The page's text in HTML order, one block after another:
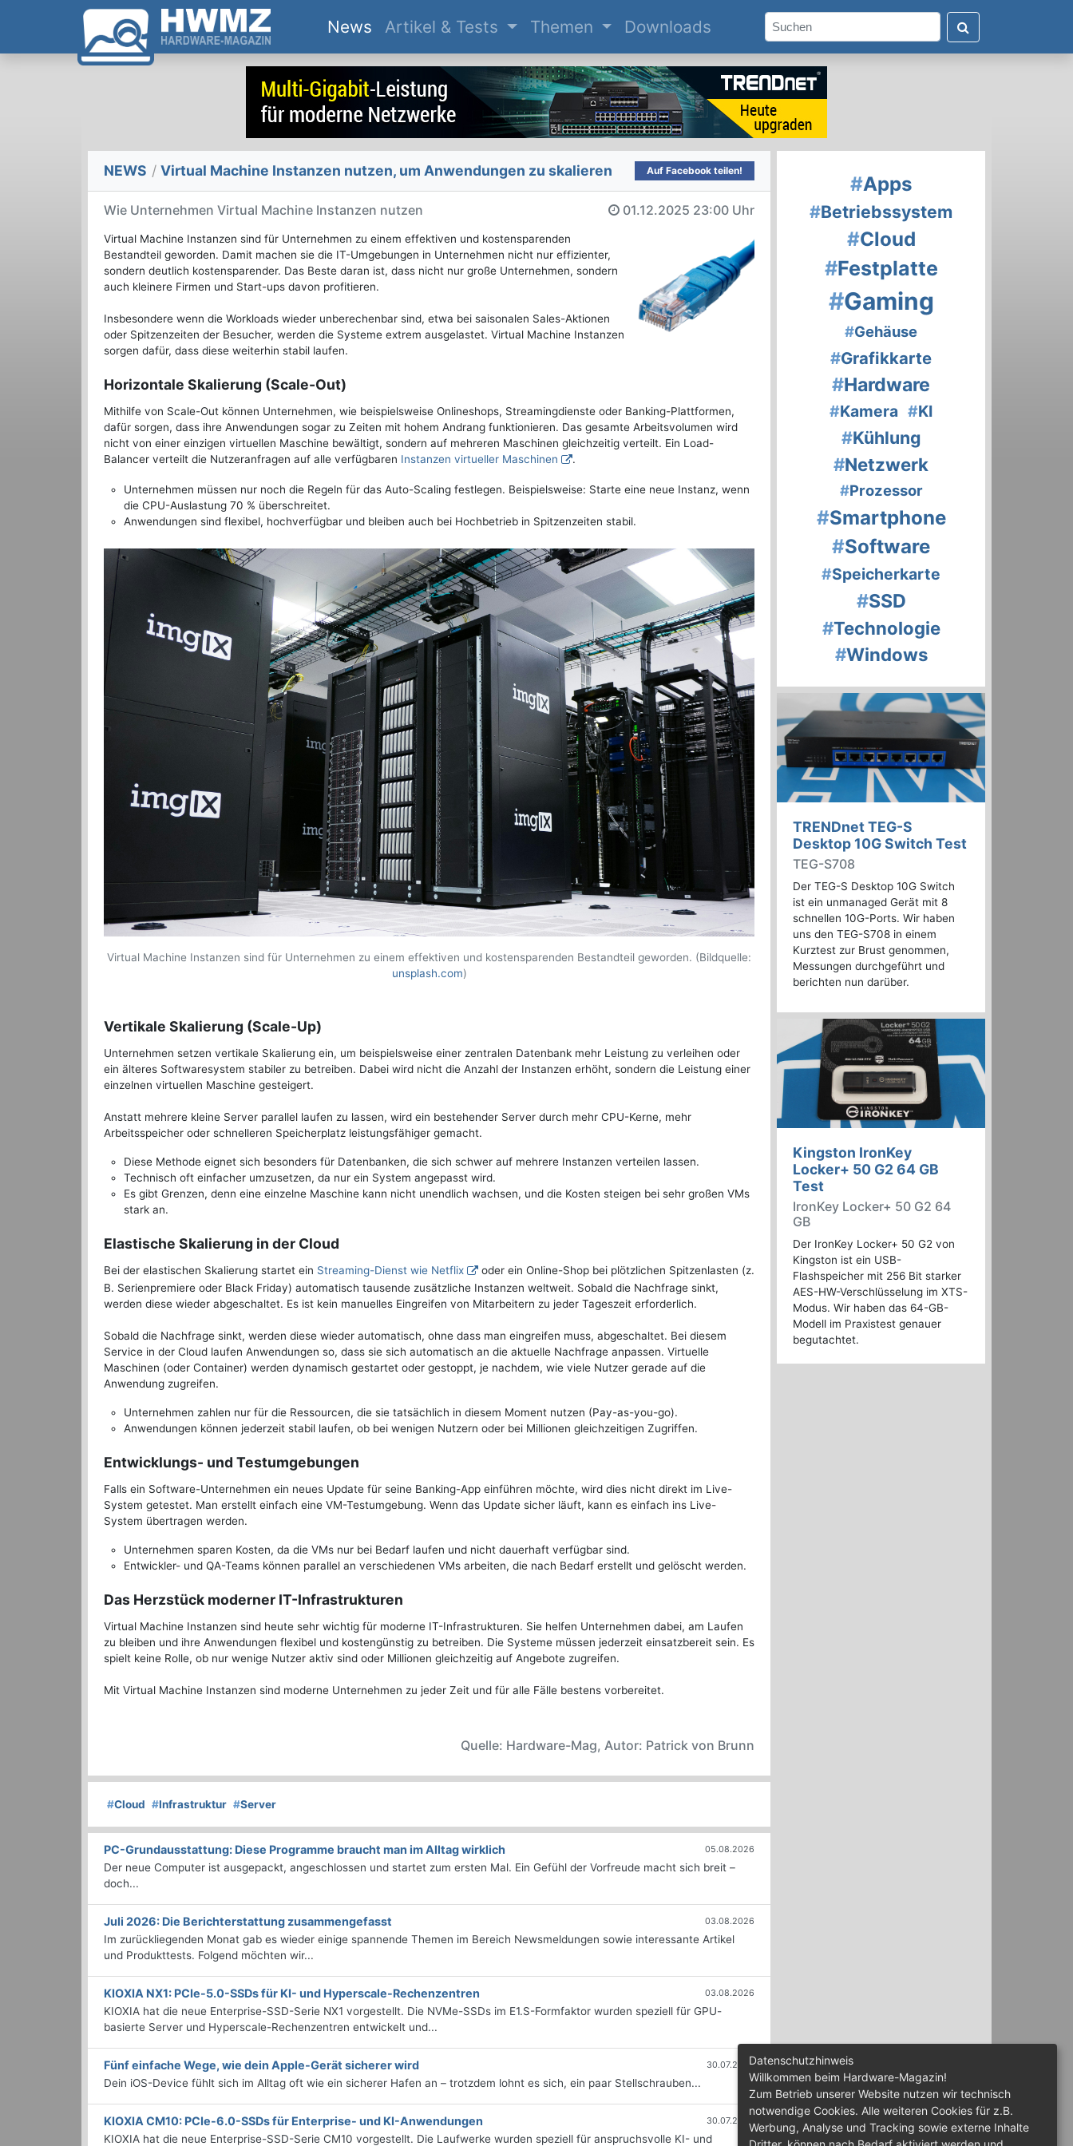
News(current)
Artikel & Tests Themen Downloads
NEWS / Virtual Machine Instanzen nutzen, um Anwendungen zu skalieren Auf Facebook teilen!
Wie Unternehmen Virtual Machine Instanzen nutzen 01.12.2025 23:00 Uhr
Virtual Machine Instanzen sind für Unternehmen zu einem effektiven und kostensparenden
Bestandteil geworden. Damit machen sie die IT-Umgebungen in Unternehmen nicht nur effizienter,
sondern deutlich kostensparender. Das Beste daran ist, dass nicht nur große Unternehmen, sondern
auch kleinere Firmen und Start-ups davon profitieren.
Insbesondere wenn die Workloads wieder unberechenbar sind, etwa bei saisonalen Sales-Aktionen
oder Spitzenzeiten der Besucher, werden die Systeme extrem ausgelastet. Virtual Machine Instanzen
sorgen dafür, dass diese weiterhin stabil laufen.
Horizontale Skalierung (Scale-Out)
Mithilfe von Scale-Out können Unternehmen, wie beispielsweise Onlineshops, Streamingdienste oder Banking-Plattformen,
dafür sorgen, dass ihre Anwendungen sogar zu Zeiten mit hohem Andrang funktionieren. Das gesamte Arbeitsvolumen wird
nicht von einer einzigen virtuellen Maschine bewältigt, sondern auf mehreren Maschinen gleichzeitig verteilt. Ein Load-
Balancer verteilt die Nutzeranfragen auf alle verfügbaren Instanzen virtueller Maschinen .
Unternehmen müssen nur noch die Regeln für das Auto-Scaling festlegen. Beispielsweise: Starte eine neue Instanz, wenn
die CPU-Auslastung 70 % überschreitet.
Anwendungen sind flexibel, hochverfügbar und bleiben auch bei Hochbetrieb in Spitzenzeiten stabil.
Virtual Machine Instanzen sind für Unternehmen zu einem effektiven und kostensparenden Bestandteil geworden. (Bildquelle:
unsplash.com)
Vertikale Skalierung (Scale-Up)
Unternehmen setzen vertikale Skalierung ein, um beispielsweise einer zentralen Datenbank mehr Leistung zu verleihen oder
ein älteres Softwaresystem stabiler zu betreiben. Dabei wird nicht die Anzahl der Instanzen erhöht, sondern die Leistung einer
einzelnen virtuellen Maschine gesteigert.
Anstatt mehrere kleine Server parallel laufen zu lassen, wird ein bestehender Server durch mehr CPU-Kerne, mehr
Arbeitsspeicher oder schnelleren Speicherplatz leistungsfähiger gemacht.
Diese Methode eignet sich besonders für Datenbanken, die sich schwer auf mehrere Instanzen verteilen lassen.
Technisch oft einfacher umzusetzen, da nur ein System angepasst wird.
Es gibt Grenzen, denn eine einzelne Maschine kann nicht unendlich wachsen, und die Kosten steigen bei sehr großen VMs
stark an.
Elastische Skalierung in der Cloud
Bei der elastischen Skalierung startet ein Streaming-Dienst wie Netflix
oder ein Online-Shop bei plötzlichen Spitzenlasten (z.
B. Serienpremiere oder Black Friday) automatisch tausende zusätzliche Instanzen weltweit. Sobald die Nachfrage sinkt,
werden diese wieder abgeschaltet. Es ist kein manuelles Eingreifen von Mitarbeitern zu jeder Tageszeit erforderlich.
Sobald die Nachfrage sinkt, werden diese wieder automatisch, ohne dass man eingreifen muss, abgeschaltet. Bei diesem
Service in der Cloud laufen Anwendungen so, dass sie sich automatisch an die aktuelle Nachfrage anpassen. Virtuelle
Maschinen (oder Container) werden dynamisch gestartet oder gestoppt, je nachdem, wie viele Nutzer gerade auf die
Anwendung zugreifen.
Unternehmen zahlen nur für die Ressourcen, die sie tatsächlich in diesem Moment nutzen (Pay-as-you-go).
Anwendungen können jederzeit stabil laufen, ob bei wenigen Nutzern oder bei Millionen gleichzeitigen Zugriffen.
Entwicklungs- und Testumgebungen
Falls ein Software-Unternehmen ein neues Update für seine Banking-App einführen möchte, wird dies nicht direkt im Live-
System getestet. Man erstellt einfach eine VM-Testumgebung. Wenn das Update sicher läuft, kann es einfach ins Live-
System übertragen werden.
Unternehmen sparen Kosten, da die VMs nur bei Bedarf laufen und nicht dauerhaft verfügbar sind.
Entwickler- und QA-Teams können parallel an verschiedenen VMs arbeiten, die nach Bedarf erstellt und gelöscht werden.
Das Herzstück moderner IT-Infrastrukturen
Virtual Machine Instanzen sind heute sehr wichtig für moderne IT-Infrastrukturen. Sie helfen Unternehmen dabei, am Laufen
zu bleiben und ihre Anwendungen flexibel und kostengünstig zu betreiben. Die Systeme müssen jederzeit einsatzbereit sein. Es
spielt keine Rolle, ob nur wenige Nutzer aktiv sind oder Millionen gleichzeitig auf Angebote zugreifen.
Mit Virtual Machine Instanzen sind moderne Unternehmen zu jeder Zeit und für alle Fälle bestens vorbereitet.
Quelle: Hardware-Mag, Autor: Patrick von Brunn
#Cloud #Infrastruktur #Server
PC-Grundausstattung: Diese Programme braucht man im Alltag wirklich 05.08.2026
Der neue Computer ist ausgepackt, angeschlossen und startet zum ersten Mal. Ein Gefühl der Vorfreude macht sich breit –
doch...
Juli 2026: Die Bericht­erstattung zusammengefasst 03.08.2026
Im zurückliegenden Monat gab es wieder einige spannende Themen im Bereich Newsmeldungen sowie interessante Artikel
und Produkttests. Folgend möchten wir...
KIOXIA NX1: PCIe-5.0-SSDs für KI- und Hyperscale-Rechenzentren 03.08.2026
KIOXIA hat die neue Enterprise-SSD-Serie NX1 vorgestellt. Die NVMe-SSDs im E1.S-Formfaktor wurden speziell für GPU-
basierte Server und Hyperscale-Rechenzentren entwickelt und...
Fünf einfache Wege, wie dein Apple-Gerät sicherer wird 30.07.2026
Dein iOS-Device fühlt sich im Alltag oft wie ein sicherer Hafen an – trotzdem lohnt es sich, ein paar Stellschrauben...
KIOXIA CM10: PCIe-6.0-SSDs für Enterprise- und KI-Anwendungen 30.07.2026
KIOXIA hat die neue Enterprise-SSD-Serie CM10 vorgestellt. Die Laufwerke wurden speziell für anspruchsvolle KI- und
#Apps
#Betriebssystem
#Cloud
#Festplatte
#Gaming
#Gehäuse
#Grafikkarte
#Hardware
#Kamera #KI
#Kühlung
#Netzwerk
#Prozessor
#Smartphone
#Software
#Speicherkarte
#SSD
#Technologie
#Windows
TRENDnet TEG-S
Desktop 10G Switch Test
TEG-S708
Der TEG-S Desktop 10G Switch
ist ein unmanaged Gerät mit 8
schnellen 10G-Ports. Wir haben
uns den TEG-S708 in einem
Kurztest zur Brust genommen,
Messungen durchgeführt und
berichten nun darüber.
Kingston IronKey
Locker+ 50 G2 64 GB
Test
IronKey Locker+ 50 G2 64
GB
Der IronKey Locker+ 50 G2 von
Kingston ist ein USB-
Flashspeicher mit 256 Bit starker
AES-HW-Verschlüsselung im XTS-
Modus. Wir haben das 64-GB-
Modell im Praxistest genauer
begutachtet.
Datenschutzhinweis
Willkommen beim Hardware-Magazin!
Zum Betrieb unserer Website nutzen wir technisch
notwendige Cookies. Alle weiteren Cookies für z.B.
Werbung, Analyse und Tracking sowie externe Inhalte